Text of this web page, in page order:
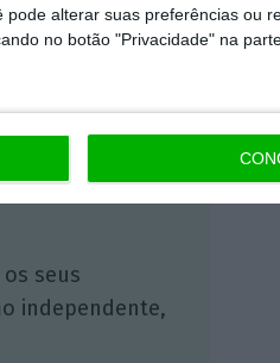
alterar suas preferências ou
no botão "Privacidade" na
do que
a notícias
especiais que
seus
independente,